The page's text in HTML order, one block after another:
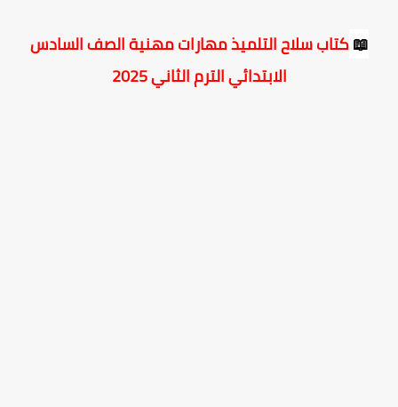
📖كتاب سلاح التلميذ مهارات مهنية الصف السادس
الابتدائي الترم الثاني 2025